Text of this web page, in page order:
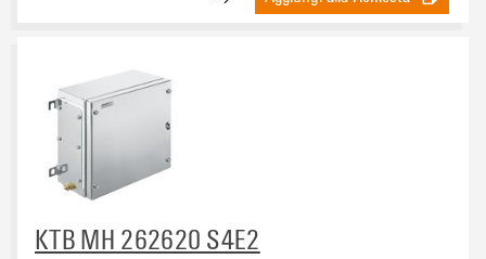
KTB MH 262620 S4E2